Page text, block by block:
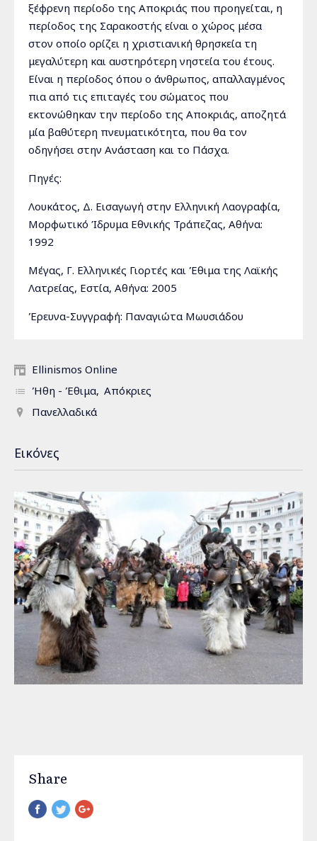
ξέφρενη περίοδο της Αποκριάς που προηγείται, η
περίοδος της Σαρακοστής είναι ο χώρος μέσα
στον οποίο ορίζει η χριστιανική θρησκεία τη
μεγαλύτερη και αυστηρότερη νηστεία του έτους.
Είναι η περίοδος όπου ο άνθρωπος, απαλλαγμένος
πια από τις επιταγές του σώματος που
εκτονώθηκαν την περίοδο της Αποκριάς, αποζητά
μία βαθύτερη πνευματικότητα, που θα τον
οδηγήσει στην Ανάσταση και το Πάσχα.
Πηγές:
Λουκάτος, Δ. Εισαγωγή στην Ελληνική Λαογραφία,
Μορφωτικό Ίδρυμα Εθνικής Τράπεζας, Αθήνα:
1992
Μέγας, Γ. Ελληνικές Γιορτές και Έθιμα της Λαϊκής
Λατρείας, Εστία, Αθήνα: 2005
Έρευνα-Συγγραφή: Παναγιώτα Μωυσιάδου
Ellinismos Online
Ήθη - Έθιμα Απόκριες
Πανελλαδικά
Εικόνες
Share